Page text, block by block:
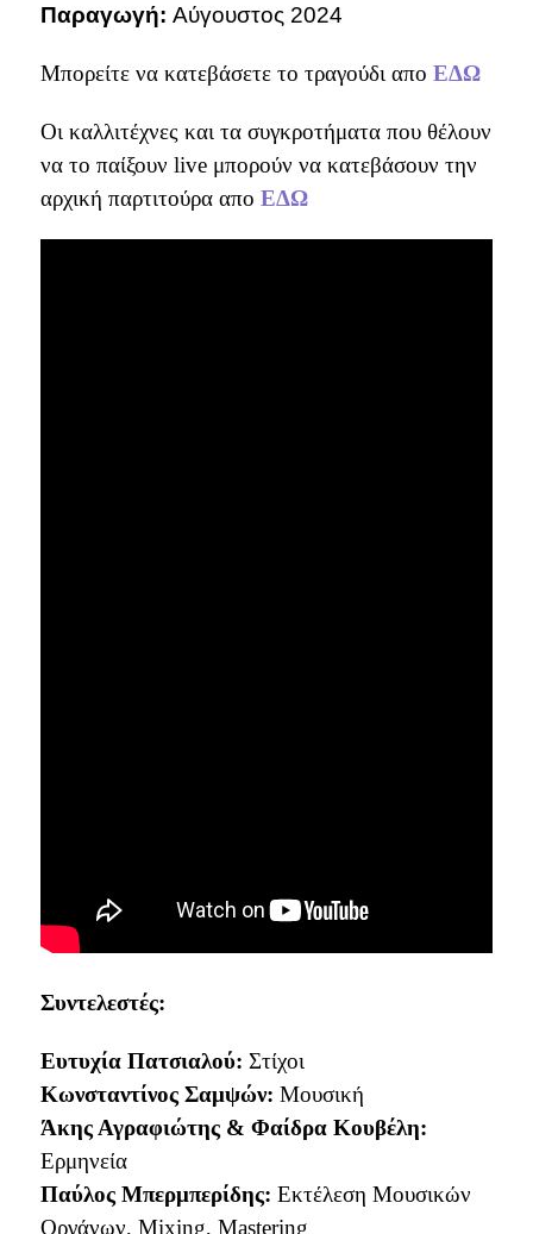
Παραγωγή: Αύγουστος 2024
Μπορείτε να κατεβάσετε το τραγούδι απο ΕΔΩ
Οι καλλιτέχνες και τα συγκροτήματα που θέλουν
να το παίξουν live μπορούν να κατεβάσουν την
αρχική παρτιτούρα απο ΕΔΩ
Συντελεστές:
Ευτυχία Πατσιαλού: Στίχοι
Κωνσταντίνος Σαμψών: Μουσική
Άκης Αγραφιώτης & Φαίδρα Κουβέλη:
Ερμηνεία
Παύλος Μπερμπερίδης: Εκτέλεση Μουσικών
Οργάνων, Mixing, Mastering